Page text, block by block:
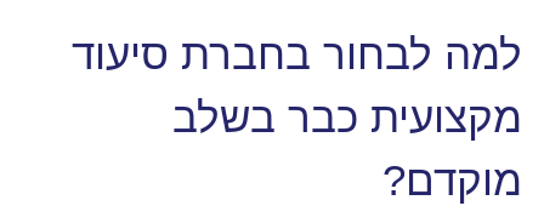
למה לבחור בחברת סיעוד
מקצועית כבר בשלב
מוקדם?